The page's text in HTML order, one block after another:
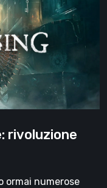
rivoluzione
ormai numerose